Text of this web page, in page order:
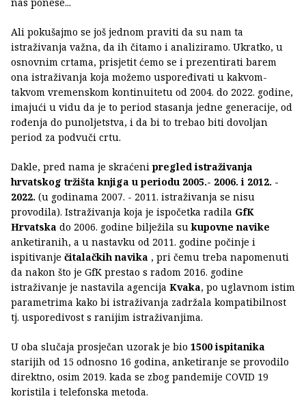
nas ponese...
Ali pokušajmo se još jednom praviti da su nam ta
istraživanja važna, da ih čitamo i analiziramo. Ukratko, u
osnovnim crtama, prisjetit ćemo se i prezentirati barem
ona istraživanja koja možemo uspoređivati u kakvom-
takvom vremenskom kontinuitetu od 2004. do 2022. godine,
imajući u vidu da je to period stasanja jedne generacije, od
rođenja do punoljetstva, i da bi to trebao biti dovoljan
period za podvuči crtu.
Dakle, pred nama je skraćeni pregled istraživanja
hrvatskog tržišta knjiga u periodu 2005.- 2006. i 2012. -
2022. (u godinama 2007. - 2011. istraživanja se nisu
provodila). Istraživanja koja je ispočetka radila GfK
Hrvatska do 2006. godine bilježila sukupovne navike
anketiranih, a u nastavku od 2011. godine počinje i
ispitivanje čitalačkih navika , pri čemu treba napomenuti
da nakon što je GfK prestao s radom 2016. godine
istraživanje je nastavila agencija Kvaka, po uglavnom istim
parametrima kako bi istraživanja zadržala kompatibilnost
tj. usporedivost s ranijim istraživanjima.
U oba slučaja prosječan uzorak je bio 1500 ispitanika
starijih od 15 odnosno 16 godina, anketiranje se provodilo
direktno, osim 2019. kada se zbog pandemije COVID 19
koristila i telefonska metoda.